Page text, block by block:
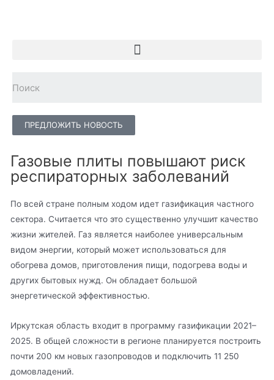
ПРЕДЛОЖИТЬ НОВОСТЬ
Газовые плиты повышают риск
респираторных заболеваний
По всей стране полным ходом идет газификация частного
сектора. Считается что это существенно улучшит качество
жизни жителей. Газ является наиболее универсальным
видом энергии, который может использоваться для
обогрева домов, приготовления пищи, подогрева воды и
других бытовых нужд. Он обладает большой
энергетической эффективностью.
Иркутская область входит в программу газификации 2021–
2025. В общей сложности в регионе планируется построить
почти 200 км новых газопроводов и подключить 11 250
домовладений.